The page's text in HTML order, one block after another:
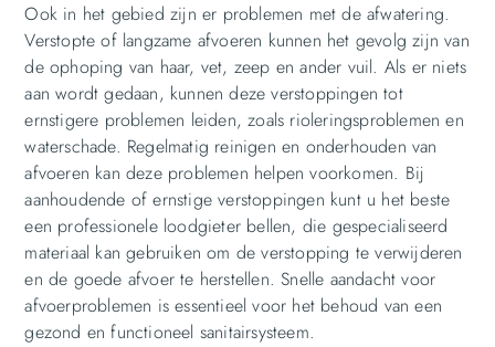
Ook in het gebied zijn er problemen met de afwatering.
Verstopte of langzame afvoeren kunnen het gevolg zijn van
de ophoping van haar, vet, zeep en ander vuil. Als er niets
aan wordt gedaan, kunnen deze verstoppingen tot
ernstigere problemen leiden, zoals rioleringsproblemen en
waterschade. Regelmatig reinigen en onderhouden van
afvoeren kan deze problemen helpen voorkomen. Bij
aanhoudende of ernstige verstoppingen kunt u het beste
een professionele loodgieter bellen, die gespecialiseerd
materiaal kan gebruiken om de verstopping te verwijderen
en de goede afvoer te herstellen. Snelle aandacht voor
afvoerproblemen is essentieel voor het behoud van een
gezond en functioneel sanitairsysteem.